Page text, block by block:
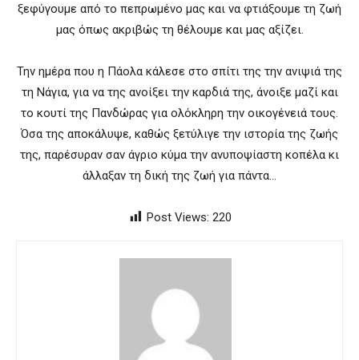
ξεφύγουμε από το πεπρωμένο μας και να φτιάξουμε τη ζωή
μας όπως ακριβώς τη θέλουμε και μας αξίζει.
Την ημέρα που η Πάολα κάλεσε στο σπίτι της την ανιψιά της
τη Νάγια, για να της ανοίξει την καρδιά της, άνοιξε μαζί και
το κουτί της Πανδώρας για ολόκληρη την οικογένειά τους.
Όσα της αποκάλυψε, καθώς ξετύλιγε την ιστορία της ζωής
της, παρέσυραν σαν άγριο κύμα την ανυποψίαστη κοπέλα κι
άλλαξαν τη δική της ζωή για πάντα…
Post Views: 220